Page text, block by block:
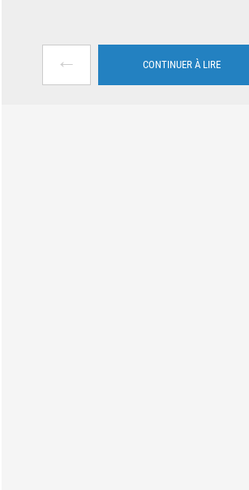
← CONTINUER À LIRE